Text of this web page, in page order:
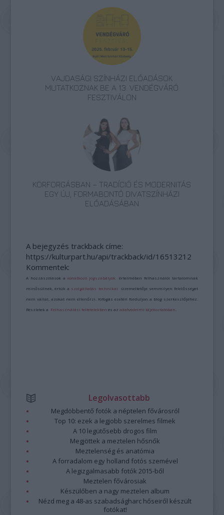
VAJDASÁGI SZÍNHÁZI ELŐADÁSOK
MUTATKOZNAK BE A 13. VENDÉGVÁRÓ
FESZTIVÁLON
KÖRFORGÁSBAN – TRADÍCIÓ ÉS MODERNITÁS
EGY ÚJ, FORMABONTÓ DIVATSZÍNHÁZI
ELŐADÁSÁBAN
A bejegyzés trackback címe:
https://kulturpart.hu/api/trackback/id/16513212
Kommentek:
A hozzászólások avonatkozó jogszabályok értelmében felhasználói tartalomnak
minősülnek, értük a szolgáltatás technikai üzemeltetője semmilyen felelősséget
nem vállal, azokat nem ellenőrzi. Kifogás esetén forduljon a blog szerkesztőjéhez.
Részletek a Felhasználási feltételekben és azadatvédelmi tájékoztatóban
Legolvasottabb
Megdöbbentő fotók a néptelen fővárosról
Top 10: ezek a legjobb szerelmes filmek
A 10 legütősebb drogos film
Megjöttek a meztelen hősnők
Meztelenség és anatómia
A forradalom egy holland fotós szemével
A legizgalmasabb fotók 2015-ből
Meztelen fővárosiak
Készülőben a nagy meztelen album
Nézd meg a 48-as szabadságharc hőseiről készült
fotókat!